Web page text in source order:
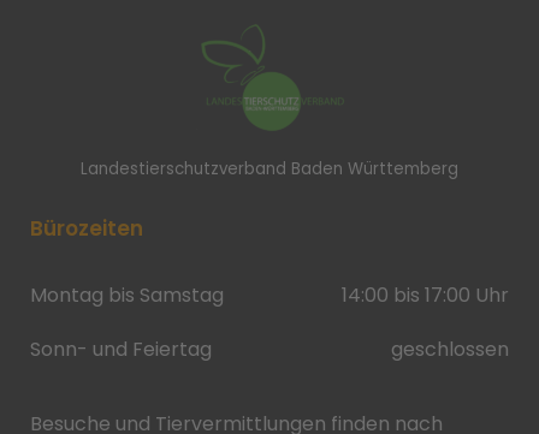
Landestierschutzverband Baden Württemberg
Bürozeiten
Montag bis Samstag
14:00 bis 17:00 Uhr
Sonn- und Feiertag
geschlossen
Besuche und Tiervermittlungen finden nach